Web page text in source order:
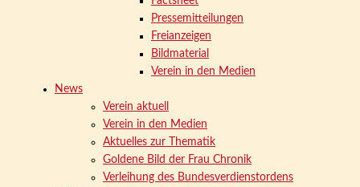
Pressemitteilungen
Freianzeigen
Bildmaterial
Verein in den Medien
News
Verein aktuell
Verein in den Medien
Aktuelles zur Thematik
Goldene Bild der Frau Chronik
Verleihung des Bundesverdienstordens